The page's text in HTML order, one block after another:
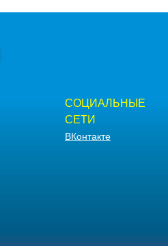
СОЦИАЛЬНЫЕ
СЕТИ
ВКонтакте